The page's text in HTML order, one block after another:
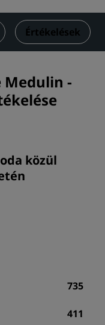
Értékelések
Medulin -
közül
735
411